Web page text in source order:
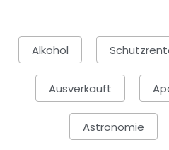
Alkohol
Ausverkauft
Astronomie